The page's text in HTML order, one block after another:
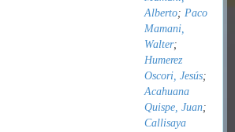
Alberto; Paco
Mamani,
Walter;
Humerez
Oscori, Jesús;
Acahuana
Quispe, Juan;
Callisaya